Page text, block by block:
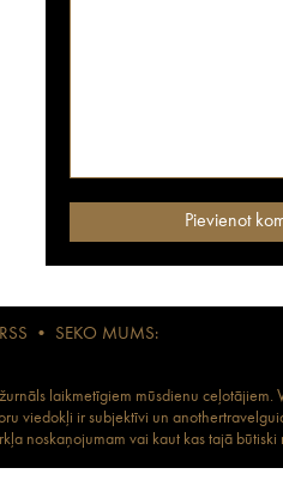
RSS • SEKO MUMS:
laikmetīgiem mūsdienu
viedokļi ir subjektīvi un
noskaņojumam vai kaut kas tajā